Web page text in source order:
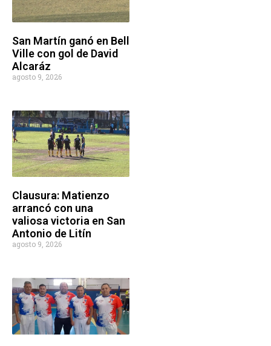
San Martín ganó en Bell
Ville con gol de David
Alcaráz
agosto 9, 2026
Clausura: Matienzo
arrancó con una
valiosa victoria en San
Antonio de Litín
agosto 9, 2026